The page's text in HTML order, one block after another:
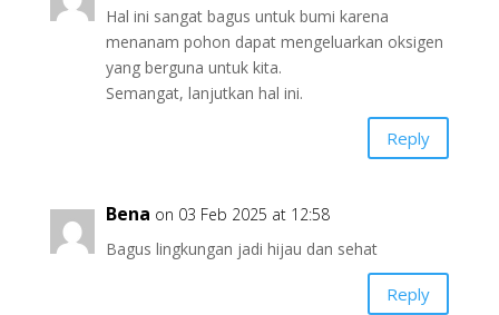
Hal ini sangat bagus untuk bumi karena
menanam pohon dapat mengeluarkan oksigen
yang berguna untuk kita.
Semangat, lanjutkan hal ini.
Reply
Bena on 03 Feb 2025 at 12:58
Bagus lingkungan jadi hijau dan sehat
Reply